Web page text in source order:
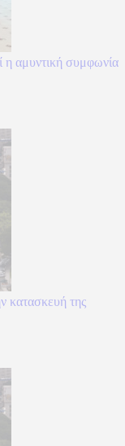
αμυντική συμφωνία
κατασκευή της